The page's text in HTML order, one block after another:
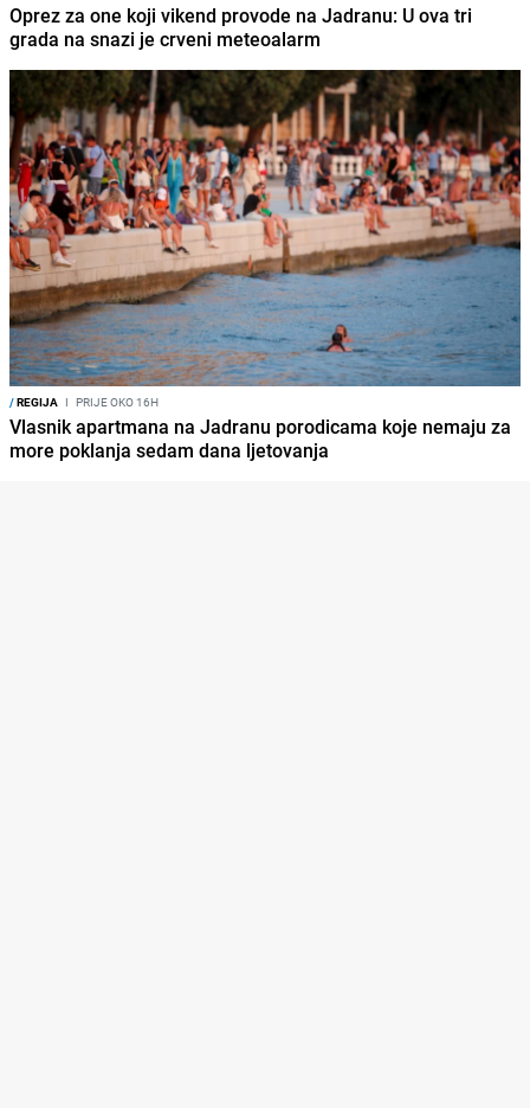
Oprez za one koji vikend provode na Jadranu: U ova tri
grada na snazi je crveni meteoalarm
/REGIJA I PRIJE OKO 16H
Vlasnik apartmana na Jadranu porodicama koje nemaju za
more poklanja sedam dana ljetovanja